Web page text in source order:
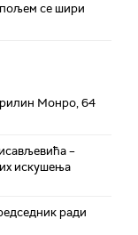
се шири
Монро, 64
–
искушења
ради